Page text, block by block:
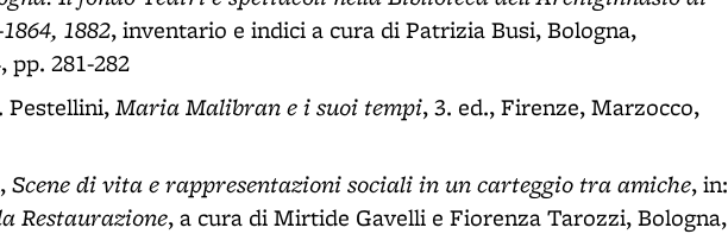
1882, inventario e indici a cura di Patrizia Busi, Bologna,
pp. 281-282
Pestellini,Maria Malibran e i suoi tempi, 3. ed., Firenze, Marzocco,
Scene di vita e rappresentazioni sociali in un carteggio tra amiche, in:
Restaurazione, a cura di Mirtide Gavelli e Fiorenza Tarozzi, Bologna,